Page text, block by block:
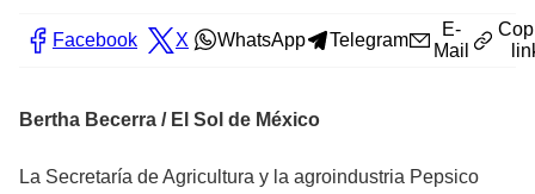
Facebook X WhatsApp Telegram
E-
Mail
Bertha Becerra / El Sol de México
La Secretaría de Agricultura y la agroindustria Pepsico